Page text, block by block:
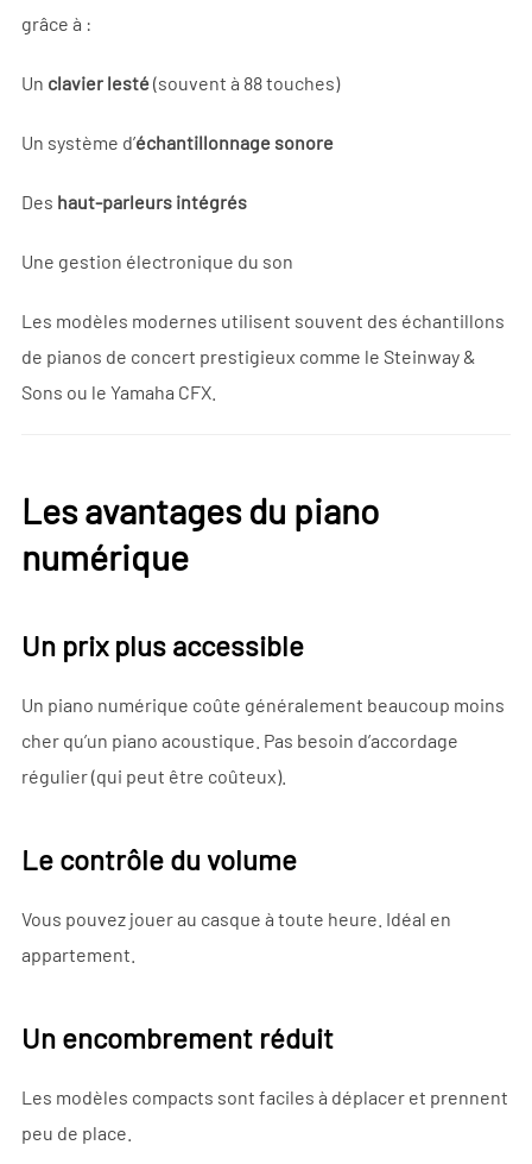
grâce à :
Un clavier lesté(souvent à 88 touches)
Un système d’échantillonnage sonore
Des haut-parleurs intégrés
Une gestion électronique du son
Les modèles modernes utilisent souvent des échantillons
de pianos de concert prestigieux comme le Steinway &
Sons ou le Yamaha CFX.
Les avantages du piano
numérique
Un prix plus accessible
Un piano numérique coûte généralement beaucoup moins
cher qu’un piano acoustique. Pas besoin d’accordage
régulier (qui peut être coûteux).
Le contrôle du volume
Vous pouvez jouer au casque à toute heure. Idéal en
appartement.
Un encombrement réduit
Les modèles compacts sont faciles à déplacer et prennent
peu de place.